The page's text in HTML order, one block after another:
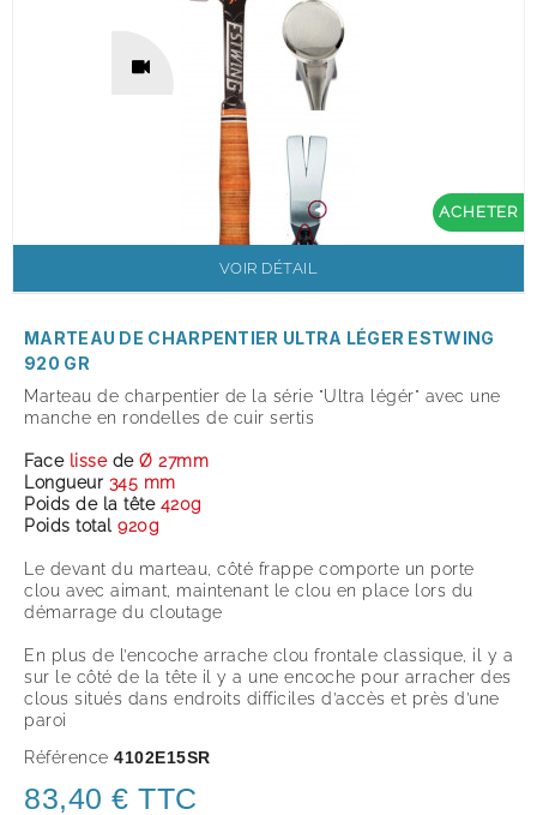
ACHETER
VOIR DÉTAIL
MARTEAU DE CHARPENTIER ULTRA LÉGER ESTWING
920 GR
Marteau de charpentier de la série "Ultra légér" avec une
manche en rondelles de cuir sertis
Face lissede Ø 27mm
Longueur 345 mm
Poids de la tête 420g
Poids total 920g
Le devant du marteau, côté frappe comporte un porte
clou avec aimant, maintenant le clou en place lors du
démarrage du cloutage
En plus de l’encoche arrache clou frontale classique, il y a
sur le côté de la tête il y a une encoche pour arracher des
clous situés dans endroits difficiles d’accès et près d’une
paroi
Référence 4102E15SR
83,40 € TTC